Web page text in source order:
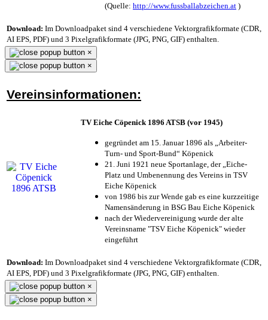
(Quelle: http://www.fussballabzeichen.at )
Download: Im Downloadpaket sind 4 verschiedene Vektorgrafikformate (CDR,
AI EPS, PDF) und 3 Pixelgrafikformate (JPG, PNG, GIF) enthalten.
×
×
Vereinsinformationen:
TV Eiche Cöpenick 1896 ATSB (vor 1945)
gegründet am 15. Januar 1896 als „Arbeiter-
Turn- und Sport-Bund“ Köpenick
21. Juni 1921 neue Sportanlage, der „Eiche-
Platz und Umbenennung des Vereins in TSV
Eiche Köpenick
von 1986 bis zur Wende gab es eine kurzzeitige
Namensänderung in BSG Bau Eiche Köpenick
nach der Wiedervereinigung wurde der alte
Vereinsname "TSV Eiche Köpenick" wieder
eingeführt
Download: Im Downloadpaket sind 4 verschiedene Vektorgrafikformate (CDR,
AI EPS, PDF) und 3 Pixelgrafikformate (JPG, PNG, GIF) enthalten.
×
×